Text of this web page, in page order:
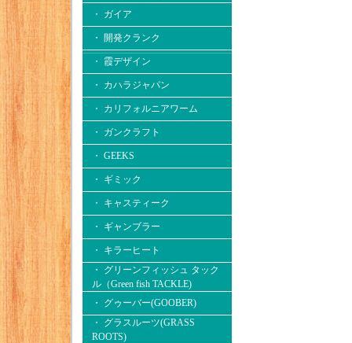
・ ガイア
・ 開発クランク
・ 霞デザイン
・ カハラジャパン
・ カリフォルニアワーム
・ ガンクラフト
・ GEEKS
・ ギミック
・ キャスティーク
・ ギャンブラー
・ キラーヒート
・ グリーンフィッシュ タック
ル（Green fish TACKLE)
・ グゥーバー(GOOBER)
・ グラスルーツ(GRASS
ROOTS)